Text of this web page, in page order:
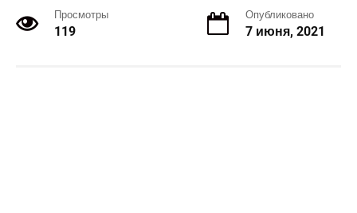
Просмотры
119
Опубликовано
7 июня, 2021